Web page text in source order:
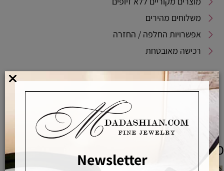
משלוחים מהירים
אפשרויות החלפה / החזרה
רכישה מאובטחת
אחראיות בלעדית משלוחים מהירים
מוצרים משלימים
Newsletter